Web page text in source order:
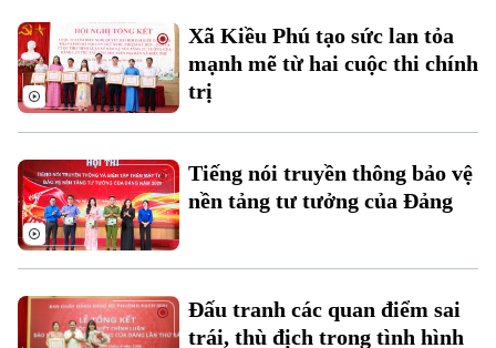
Chuyên mục
Thời sự
Chính trị
Nhịp sống Hà Nội
Xã Kiều Phú tạo sức lan tỏa
mạnh mẽ từ hai cuộc thi chính
trị
Tiếng nói truyền thông bảo vệ
nền tảng tư tưởng của Đảng
Đấu tranh các quan điểm sai
trái, thù địch trong tình hình